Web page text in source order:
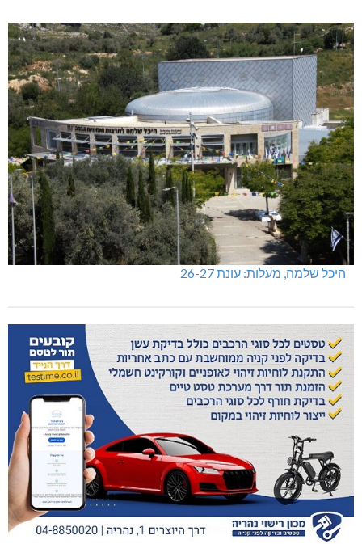
היכל שלמה, מעלות: עונת 26-27